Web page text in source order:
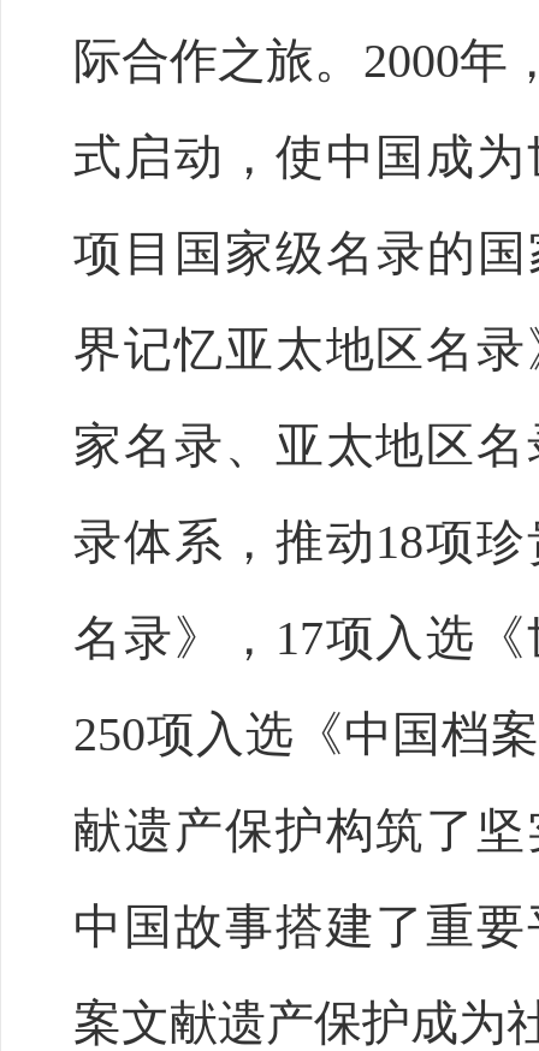
际合作之旅。2000年
式启动，使中国成
项目国家级名录的
界记忆亚太地区名
家名录、亚太地区
录体系，推动18项
名录》，17项入选
250项入选《中国档
献遗产保护构筑了
中国故事搭建了重
案文献遗产保护成为